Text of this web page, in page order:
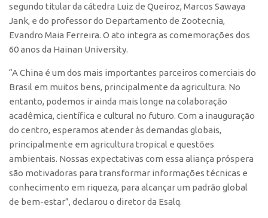
Edição 2025
Edição 2021
Edição 2019
Inovação em Números
Propriedade Intelectual
Formas de Proteção
Patentes
Softwares
Cultivares
segundo titular da cátedra Luiz de Queiroz, Marcos Sawaya
Jank, e do professor do Departamento de Zootecnia,
Evandro Maia Ferreira. O ato integra as comemorações dos
60 anos da Hainan University.
“A China é um dos mais importantes parceiros comerciais do
Brasil em muitos bens, principalmente da agricultura. No
entanto, podemos ir ainda mais longe na colaboração
acadêmica, científica e cultural no futuro. Com a inauguração
do centro, esperamos atender às demandas globais,
principalmente em agricultura tropical e questões
ambientais. Nossas expectativas com essa aliança próspera
são motivadoras para transformar informações técnicas e
conhecimento em riqueza, para alcançar um padrão global
de bem-estar”, declarou o diretor da Esalq.